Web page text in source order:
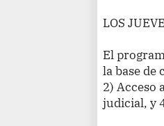
LOS
El
la base de
2) Acceso
judicial, y